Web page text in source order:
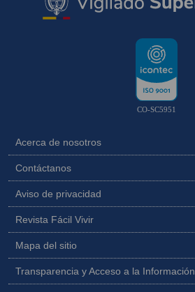
CO-SC5951
Acerca de nosotros
Contáctanos
Aviso de privacidad
Revista Fácil Vivir
Mapa del sitio
Transparencia y Acceso a la